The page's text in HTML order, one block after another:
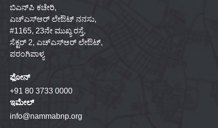
ಬಿಎನ್‌ಪಿ ಕಚೇರಿ,
ಎಚ್‌ಎಸ್‌ಆರ್ ಲೇಔಟ್ ನನಸು,
#1165, 23ನೇ ಮುಖ್ಯ ರಸ್ತೆ,
ಸೆಕ್ಟರ್ 2, ಎಚ್‌ಎಸ್‌ಆರ್ ಲೇಔಟ್,
ಪರಂಗಿಪಾಳ್ಯ
ಫೋನ್
+91 80 3733 0000
ಇಮೇಲ್
info@nammabnp.org